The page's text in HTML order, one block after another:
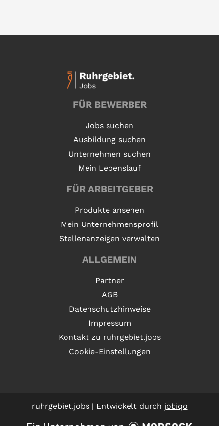
FÜR BEWERBER
Jobs suchen
Ausbildung suchen
Unternehmen suchen
Mein Lebenslauf
FÜR ARBEITGEBER
Produkte ansehen
Mein Unternehmensprofil
Stellenanzeigen verwalten
ALLGEMEIN
Partner
AGB
Datenschutzhinweise
Impressum
Kontakt zu ruhrgebiet.jobs
Cookie-Einstellungen
ruhrgebiet.jobs | Entwickelt durch jobiqo